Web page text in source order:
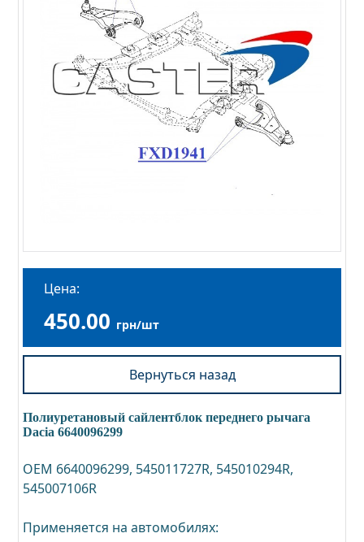
Цена:
450.00 грн/шт
Вернуться назад
Полиуретановый сайлентблок переднего рычага
Dacia 6640096299
OEM 6640096299, 545011727R, 545010294R,
545007106R
Применяется на автомобилях: